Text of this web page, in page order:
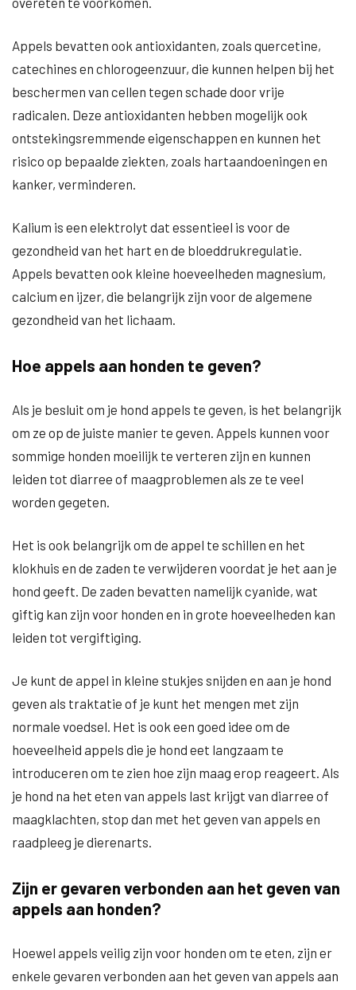
Appels bevatten ook antioxidanten, zoals quercetine,
catechines en chlorogeenzuur, die kunnen helpen bij het
beschermen van cellen tegen schade door vrije
radicalen. Deze antioxidanten hebben mogelijk ook
ontstekingsremmende eigenschappen en kunnen het
risico op bepaalde ziekten, zoals hartaandoeningen en
kanker, verminderen.
Kalium is een elektrolyt dat essentieel is voor de
gezondheid van het hart en de bloeddrukregulatie.
Appels bevatten ook kleine hoeveelheden magnesium,
calcium en ijzer, die belangrijk zijn voor de algemene
gezondheid van het lichaam.
Hoe appels aan honden te geven?
Als je besluit om je hond appels te geven, is het belangrijk
om ze op de juiste manier te geven. Appels kunnen voor
sommige honden moeilijk te verteren zijn en kunnen
leiden tot diarree of maagproblemen als ze te veel
worden gegeten.
Het is ook belangrijk om de appel te schillen en het
klokhuis en de zaden te verwijderen voordat je het aan je
hond geeft. De zaden bevatten namelijk cyanide, wat
giftig kan zijn voor honden en in grote hoeveelheden kan
leiden tot vergiftiging.
Je kunt de appel in kleine stukjes snijden en aan je hond
geven als traktatie of je kunt het mengen met zijn
normale voedsel. Het is ook een goed idee om de
hoeveelheid appels die je hond eet langzaam te
introduceren om te zien hoe zijn maag erop reageert. Als
je hond na het eten van appels last krijgt van diarree of
maagklachten, stop dan met het geven van appels en
raadpleeg je dierenarts.
Zijn er gevaren verbonden aan het geven van
appels aan honden?
Hoewel appels veilig zijn voor honden om te eten, zijn er
enkele gevaren verbonden aan het geven van appels aan